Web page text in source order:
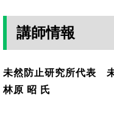
講師情報
未然防止研究所代表
林原 昭 氏